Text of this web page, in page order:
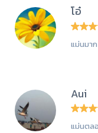
โอ๋
แม่นมา
Aui
แม่นตล